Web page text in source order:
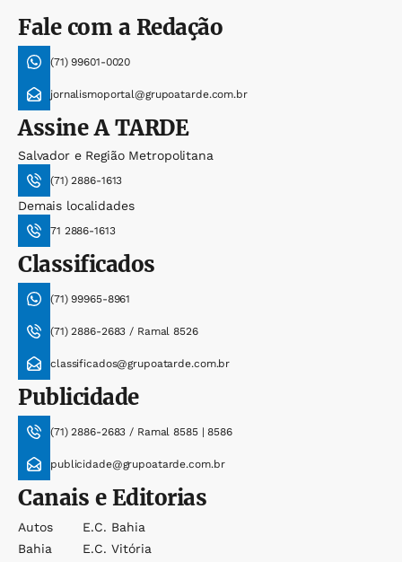
Fale com a Redação
(71) 99601-0020
jornalismoportal@grupoatarde.com.br
AssineA TARDE
Salvador e Região Metropolitana
(71) 2886-1613
Demais localidades
71 2886-1613
Classificados
(71) 99965-8961
(71) 2886-2683 / Ramal 8526
classificados@grupoatarde.com.br
Publicidade
(71) 2886-2683 / Ramal 8585 | 8586
publicidade@grupoatarde.com.br
Canais e Editorias
Autos
Bahia
E.c. Bahia
E.c. Vitória